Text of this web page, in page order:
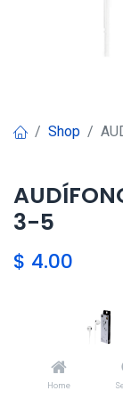
Home
Shop
3-5
$ 4.00
Agregar a